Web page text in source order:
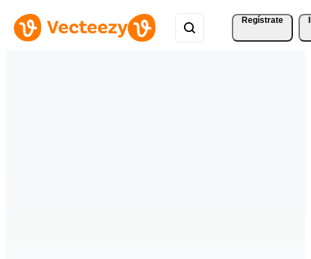
Regístrate